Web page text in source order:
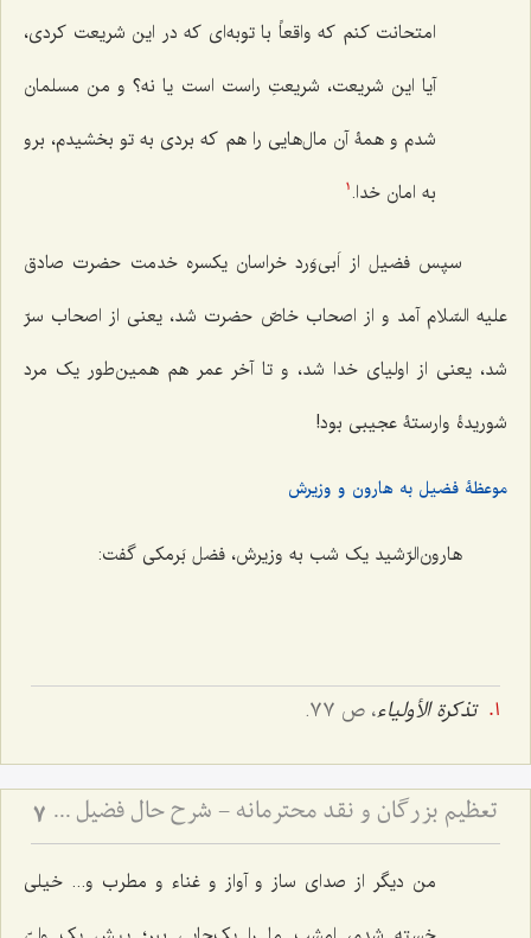
امتحانت کنم که واقعاً با توبه‌ای که در این شریعت کردی،
آیا این شریعت، شریعتِ راست است یا نه؟ و من مسلمان
شدم و همۀ آن مال‌هایی را هم که بردی به تو بخشیدم، برو
به امان خدا. 1
سپس فضیل از اَبی‌وَرد خراسان یکسره خدمت حضرت صادق
علیه ‌السّلام آمد و از اصحاب خاصّ حضرت شد، یعنی از اصحاب سرّ
شد، یعنی از اولیای خدا شد، و تا آخر عمر هم همین‌طور یک مرد
شوریدۀ وارستۀ عجیبی بود!
موعظۀ فضیل به هارون و وزیرش
هارون‌الرّشید یک شب به وزیرش، فضل بَرمکی گفت:
تذکرة الأولیاء، ص ٧٧.
تعظیم بزرگان و نقد محترمانه - شرح حال فضیل بن عیاض و بِشر حافی و تبیین روش صحیح نقد بزرگان 7
من دیگر از صدای ساز و آواز و غناء و مطرب و... خیلی